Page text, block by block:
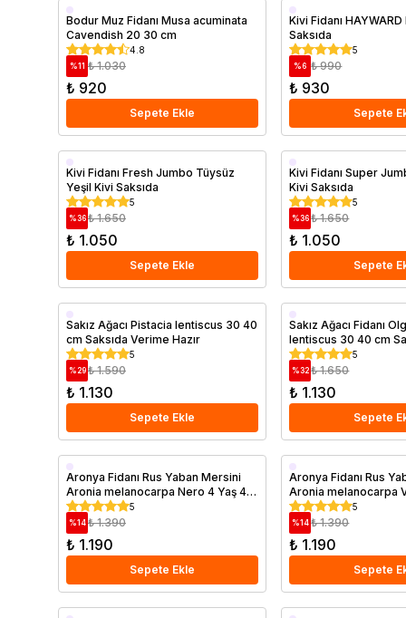
Saksıda
Bodur Muz Fidanı Musa acuminata
Cavendish 20 30 cm
4.8
%11 ₺ 1.030
₺ 920
Sepete Ekle
Saksıda
Kivi Fidanı HAYWARD
Saksıda
5
% 6 ₺ 990
₺ 930
Sepete
Aşılı
Geççi
Saksıda
Kivi Fidanı Fresh Jumbo Tüysüz
Yeşil Kivi Saksıda
5
%36 ₺ 1.650
₺ 1.050
Sepete Ekle
Aşılı
Saksıda
Kivi Fidanı Super
Kivi Saksıda
5
%36 ₺ 1.650
₺ 1.050
Sepete
Saksıda
Sakız Ağacı Pistacia lentiscus 30 40
cm Saksıda Verime Hazır
5
%29 ₺ 1.590
₺ 1.130
Sepete Ekle
Saksıda
Sakız Ağacı Fidanı
lentiscus 30 40 cm
5
%32 ₺ 1.650
₺ 1.130
Sepete
Saksıda
Aronya Fidanı Rus Yaban Mersini
Aronia melanocarpa Nero 4 Yaş 40
60 cm Saksıda
5
%14 ₺ 1.390
₺ 1.190
Sepete Ekle
Saksıda
Aronya Fidanı Rus
Aronia melanocarpa
40 60 cm Saksıda
5
%14 ₺ 1.390
₺ 1.190
Sepete